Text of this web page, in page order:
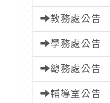
教務處公告
學務處公告
總務處公告
輔導室公告